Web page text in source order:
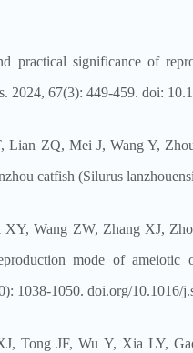
significance of
2024, 67(3): 449-459. doi:
ZQ, Mei J, Wang Y,
catfish (Silurus
Wang ZW, Zhang XJ,
mode of ameiotic
1038-1050. doi.org/10.1016/
Tong JF, Wu Y, Xia LY,